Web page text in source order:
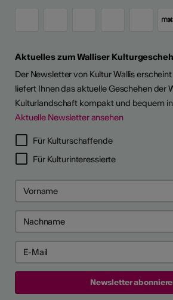
Aktuelles zum Walliser
Der Newsletter von Kultur Wallis
liefert Ihnen das aktuelle Geschehen der
Kulturlandschaft kompakt und bequem
Aktuelle Newsletter ansehen
Für Kulturschaffende
Für Kulturinteressierte